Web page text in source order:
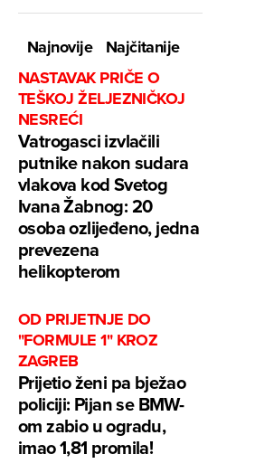
Najnovije
Najčitanije
NASTAVAK PRIČE O
TEŠKOJ ŽELJEZNIČKOJ
NESREĆI
Vatrogasci izvlačili
putnike nakon sudara
vlakova kod Svetog
Ivana Žabnog: 20
osoba ozlijeđeno, jedna
prevezena
helikopterom
OD PRIJETNJE DO
"FORMULE 1" KROZ
ZAGREB
Prijetio ženi pa bježao
policiji: Pijan se BMW-
om zabio u ogradu,
imao 1,81 promila!